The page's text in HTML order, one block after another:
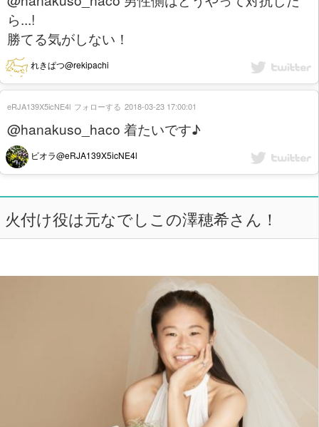
ら...!
勝てる気がしない！
れきぱつ@rekipachi
@hanakuso_haco 着たいです♪
ビオラ@eRJA139X5icNE4l
eRJA139X5icNE4l フォローする 2018-03-23 17:00:01
火付け役は元なでしこの澤穂希さん！